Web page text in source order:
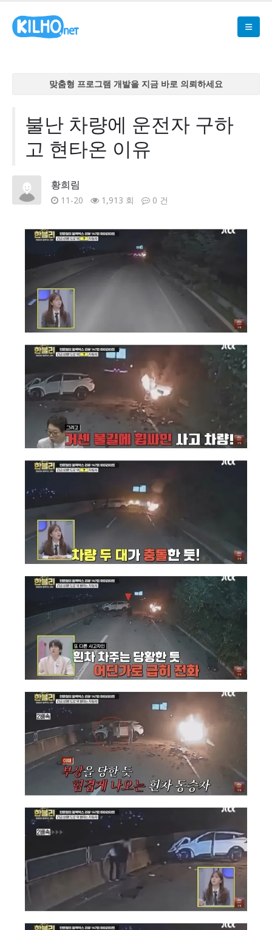
맞춤형 프로그램 개발을 지금 바로 의뢰하세요
맞춤형 프로그램 개발을 지금 바로 의뢰하세요
맞춤형 프로그램 개발을 지금 바로 의뢰하세요
맞춤형 프로그램 개발을 지금 바로 의뢰하세요
불난 차량에 운전자 구하
고 현타온 이유
황희림
11-20 1,913 회 0 건